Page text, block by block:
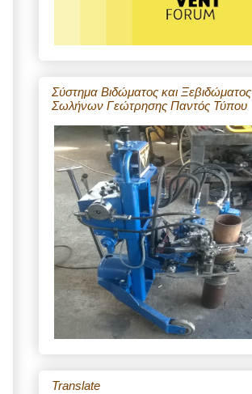
Σύστημα Βιδώματος και Ξεβιδώματος
Σωλήνων Γεώτρησης Παντός Τύπου
Translate